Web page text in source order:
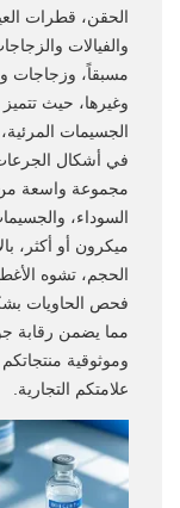
الحقن، قطرات
والفيالات
مسبقاً، وزجاجات
وغيرها، حيث
الجسيمات
في أشكال
مجموعة واسعة من
ميكرون أو أكثر،
الحجم، تشوه
فحص الحاويات
مما يضمن رقابة
وموثوقية
علامتكم التجارية.